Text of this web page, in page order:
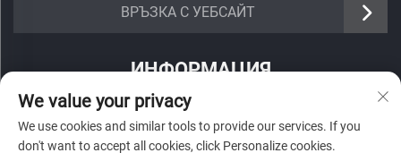
ВРЪЗКА С УЕБСАЙТ
https://www.jinenplastic.com/service
https://www.jinenplastic.com/projects
ИНФОРМАЦИЯ
Запишете се, за да получавате нашия седмичен бюлетин
We value your privacy
We use cookies and similar tools to provide our services. If you
don't want to accept all cookies, click Personalize cookies.